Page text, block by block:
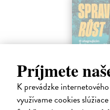
Príjmete
K prevádzke
využívame cookies